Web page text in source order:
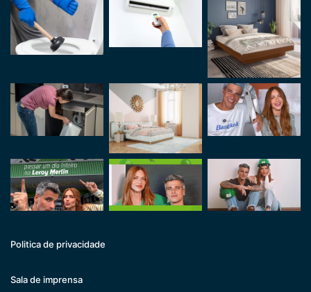
Politica de privacidade
Sala de imprensa